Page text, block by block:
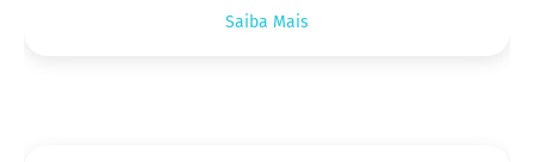
Saiba Mais